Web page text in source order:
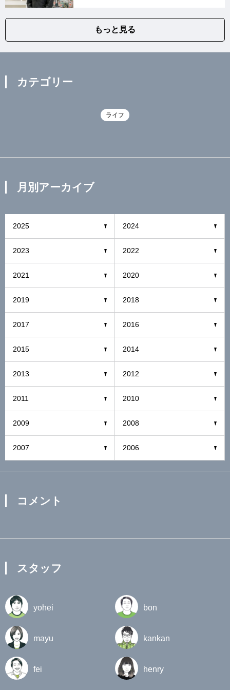
もっと見る
カテゴリー
ライフ
月別アーカイブ
2025 2024
2023 2022
2021 2020
2019 2018
2017 2016
2015 2014
2013 2012
2011 2010
2009 2008
2007 2006
コメント
スタッフ
yohei bon
mayu kankan
fei henry